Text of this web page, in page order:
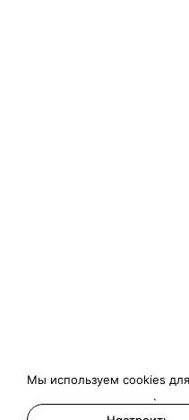
Мы используем cookies
.